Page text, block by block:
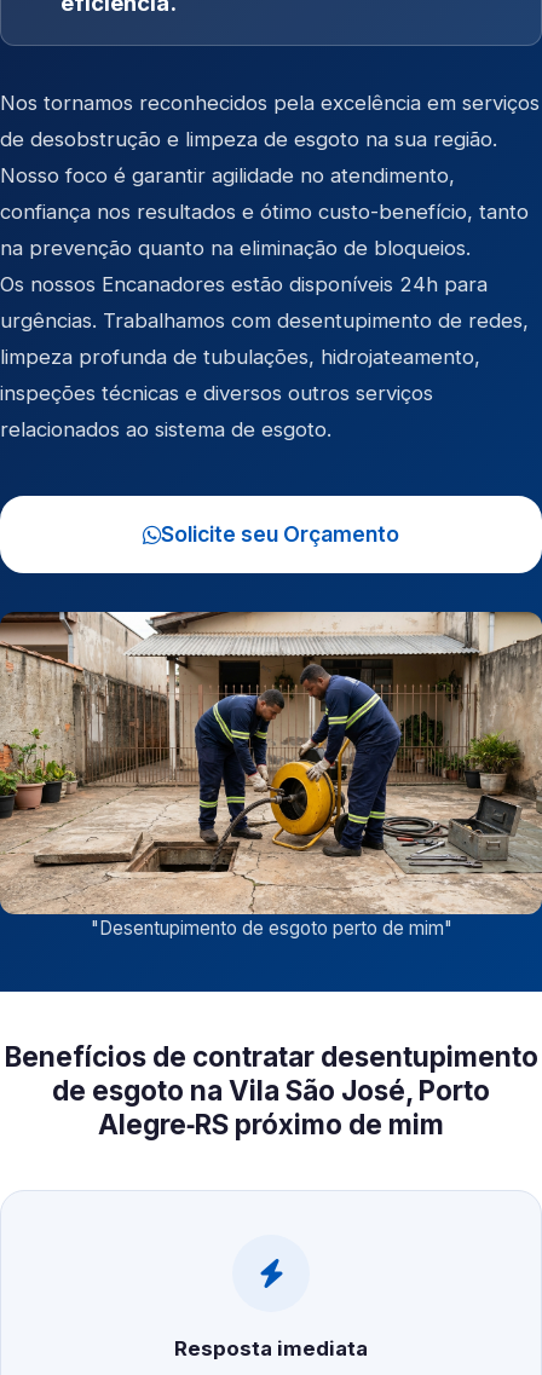
Nos tornamos reconhecidos pela excelência em serviços
de desobstrução e limpeza de esgoto na sua região.
Nosso foco é garantir agilidade no atendimento,
confiança nos resultados e ótimo custo-benefício, tanto
na prevenção quanto na eliminação de bloqueios.
Os nossos Encanadores estão disponíveis 24h para
urgências. Trabalhamos com desentupimento de redes,
limpeza profunda de tubulações, hidrojateamento,
inspeções técnicas e diversos outros serviços
relacionados ao sistema de esgoto.
Solicite seu Orçamento
"Desentupimento de esgoto perto de mim"
Benefícios de contratar desentupimento
de esgoto na Vila São José, Porto
Alegre‑RS próximo de mim
Resposta imediata